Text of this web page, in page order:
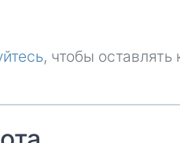
, чтобы